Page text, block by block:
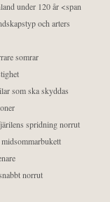
under 120 år <span
och arters
somrar
som ska skyddas
spridning norrut
norrut